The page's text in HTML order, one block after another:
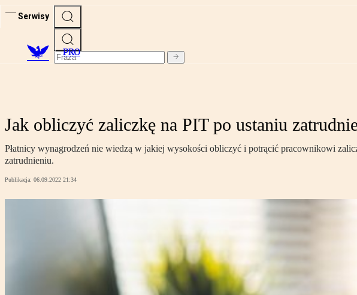
Serwisy
PRO
Jak obliczyć zaliczkę na PIT po ustaniu
Płatnicy wynagrodzeń nie wiedzą w jakiej wysokości obliczyć i potrącić pracownikowi
zatrudnieniu.
Publikacja: 06.09.2022 21:34